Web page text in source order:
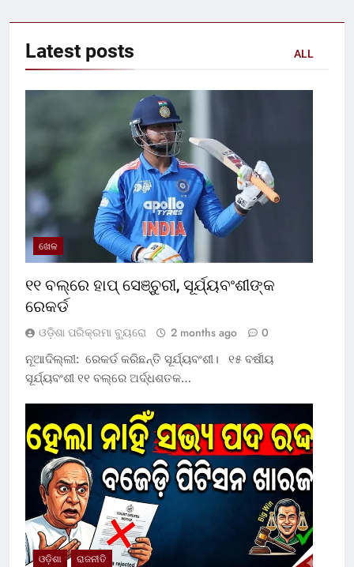
Latest posts ALL
ଖେଳ
୧୧ ବଲ୍‌ରେ ହାପ୍ ସେଞ୍ଚୁରୀ, ସୂର୍ଯ୍ୟବଂଶୀଙ୍କ
ରେକର୍ଡ
ଓଡ଼ିଶା ପରିକ୍ରମା ବ୍ୟୁରୋ 2 months ago 0
ନୂଆଦିଲ୍ଲୀ: ରେକର୍ଡ କରିଛନ୍ତି ସୂର୍ଯ୍ୟବଂଶୀ। ୧୫ ବର୍ଷୀୟ
ସୂର୍ଯ୍ୟବଂଶୀ ୧୧ ବଲ୍‌ରେ ଅର୍ଦ୍ଧଶତକ…
ଓଡ଼ିଶା ରାଜନୀତି